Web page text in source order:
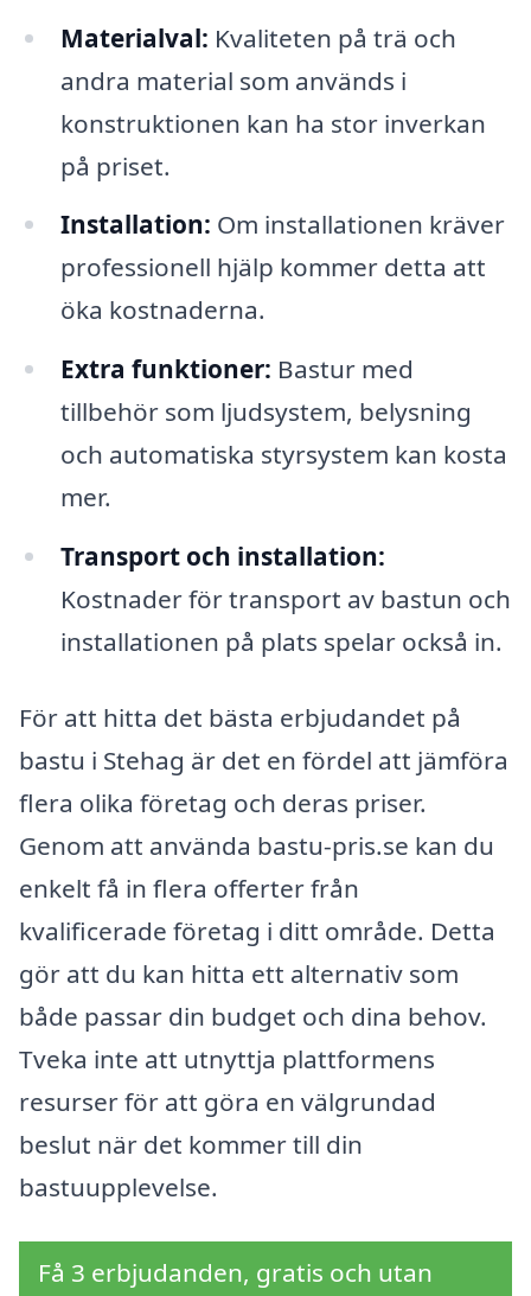
Materialval: Kvaliteten på trä och
andra material som används i
konstruktionen kan ha stor inverkan
på priset.
Installation: Om installationen kräver
professionell hjälp kommer detta att
öka kostnaderna.
Extra funktioner: Bastur med
tillbehör som ljudsystem, belysning
och automatiska styrsystem kan kosta
mer.
Transport och installation:
Kostnader för transport av bastun och
installationen på plats spelar också in.
För att hitta det bästa erbjudandet på
bastu i Stehag är det en fördel att jämföra
flera olika företag och deras priser.
Genom att använda bastu-pris.se kan du
enkelt få in flera offerter från
kvalificerade företag i ditt område. Detta
gör att du kan hitta ett alternativ som
både passar din budget och dina behov.
Tveka inte att utnyttja plattformens
resurser för att göra en välgrundad
beslut när det kommer till din
bastuupplevelse.
Få 3 erbjudanden, gratis och utan